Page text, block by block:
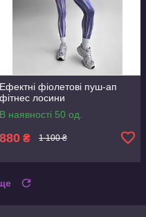
Ефектні фіолетові пуш-ап
фітнес лосини
В наявності 50 од.
880 ₴ 1 100 ₴